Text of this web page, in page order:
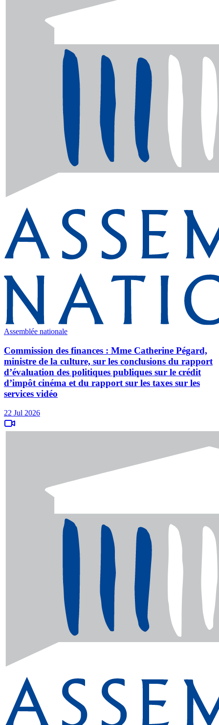
Assemblée nationale
Commission des finances : Mme Catherine Pégard,
ministre de la culture, sur les conclusions du rapport
d’évaluation des politiques publiques sur le crédit
d’impôt cinéma et du rapport sur les taxes sur les
services vidéo
22 Jul 2026